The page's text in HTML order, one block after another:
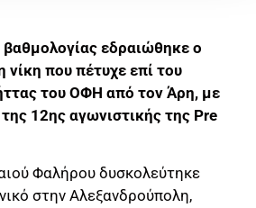
εδραιώθηκε ο
νίκη που πέτυχε επί του
του ΟΦΗ από τον Άρη, με
12ης αγωνιστικής της Pre
Φαλήρου δυσκολεύτηκε
στην Αλεξανδρούπολη,